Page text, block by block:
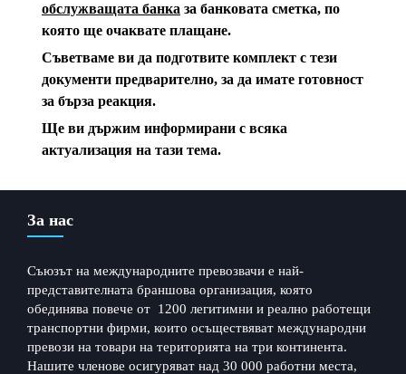
обслужващата банка за банковата сметка, по
която ще очаквате плащане.
Съветваме ви да подготвите комплект с тези
документи предварително, за да имате готовност
за бърза реакция.
Ще ви държим информирани с всяка
актуализация на тази тема.
За нас
Съюзът на международните превозвачи е най-
представителната браншова организация, която
обединява повече от 1200 легитимни и реално работещи
транспортни фирми, които осъществяват международни
превози на товари на територията на три континента.
Нашите членове осигуряват над 30 000 работни места,